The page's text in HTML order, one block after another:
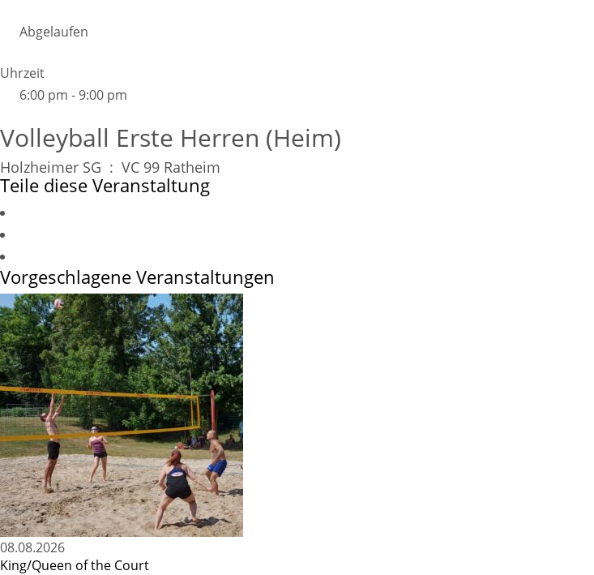
Abgelaufen
Uhrzeit
6:00 pm - 9:00 pm
Volleyball Erste Herren (Heim)
Holzheimer SG : VC 99 Ratheim
Teile diese Veranstaltung
Vorgeschlagene Veranstaltungen
08.08.2026
King/Queen of the Court